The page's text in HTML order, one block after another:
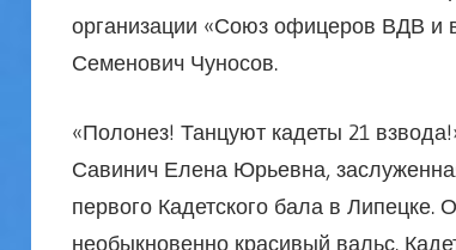
организации «Союз офицеров ВДВ и
Семенович Чуносов.
«Полонез! Танцуют кадеты 21
Савинич Елена Юрьевна,
первого Кадетского бала в
необыкновенно красивый вальс.